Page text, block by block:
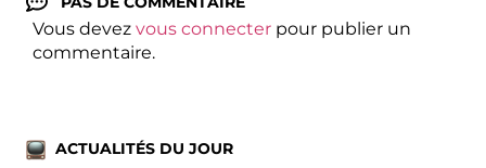
Vous devez vous connecter pour publier un
commentaire.
ACTUALITÉS DU JOUR